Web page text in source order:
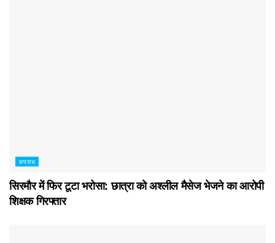
अपराध
सिरमौर में फिर टूटा भरोसा: छात्रा को अश्लील मैसेज भेजने का आरोपी
शिक्षक गिरफ्तार